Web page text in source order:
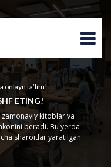
onlayn ta’lim!
ETING!
kitoblar va
beradi. Bu yerda
sharoitlar yaratilgan